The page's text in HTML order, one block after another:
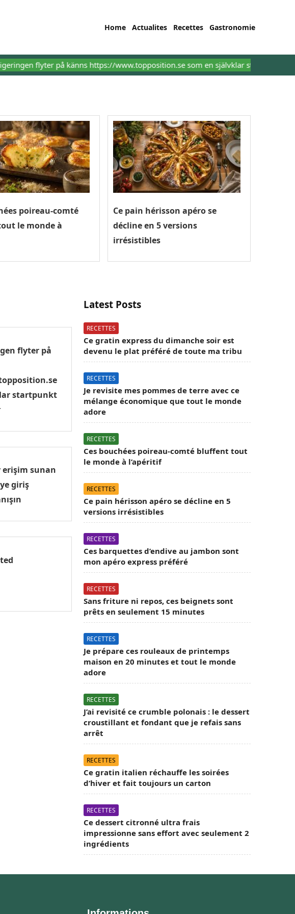
Home Actualites Recettes Gastronomie
flyter på känns https://www.topposition.se som en självklar startpunkt för alla
poireau-comté
le monde à
Ce pain hérisson apéro se
décline en 5 versions
irrésistibles
flyter på
startpunkt
erişim sunan
giriş
Latest Posts
RECETTES
Ce gratin express du dimanche soir est
devenu le plat préféré de toute ma tribu
RECETTES
Je revisite mes pommes de terre avec ce
mélange économique que tout le monde
adore
RECETTES
Ces bouchées poireau-comté bluffent tout
le monde à l’apéritif
RECETTES
Ce pain hérisson apéro se décline en 5
versions irrésistibles
RECETTES
Ces barquettes d’endive au jambon sont
mon apéro express préféré
RECETTES
Sans friture ni repos, ces beignets sont
prêts en seulement 15 minutes
RECETTES
Je prépare ces rouleaux de printemps
maison en 20 minutes et tout le monde
adore
RECETTES
J’ai revisité ce crumble polonais : le dessert
croustillant et fondant que je refais sans
arrêt
RECETTES
Ce gratin italien réchauffe les soirées
d’hiver et fait toujours un carton
RECETTES
Ce dessert citronné ultra frais
impressionne sans effort avec seulement 2
ingrédients